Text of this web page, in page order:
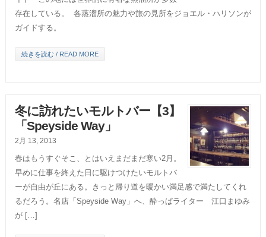
存在している。 各蒸溜所の魅力や旅の見所をジョエル・ハリソンが
ガイドする。
続きを読む / READ MORE
冬に訪れたいモルトバー【3】
「Speyside Way」
2月 13, 2013
春はもうすぐそこ、とはいえまだまだ寒い2月。
早めに仕事を終えた日に駆けつけたいモルトバ
ーが自由が丘にある。きっと帰り道を暖かい満足感で満たしてくれ
るだろう。名店「Speyside Way」へ、酔っぱライター 江口まゆみ
が […]